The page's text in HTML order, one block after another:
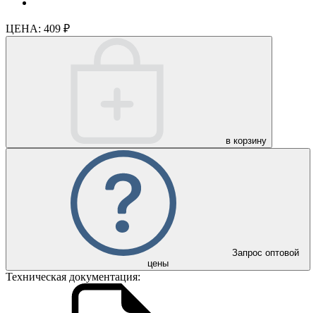
ЦЕНА: 409 ₽
в корзину
цены
Техническая документация: